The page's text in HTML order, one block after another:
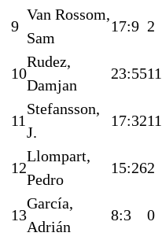
9
Van Rossom,
Sam
17:9 2
10
Rudez,
Damjan
23:5511
11
Stefansson,
J.
17:3211
12
Llompart,
Pedro
15:262
13
García,
Adrián
8:3 0